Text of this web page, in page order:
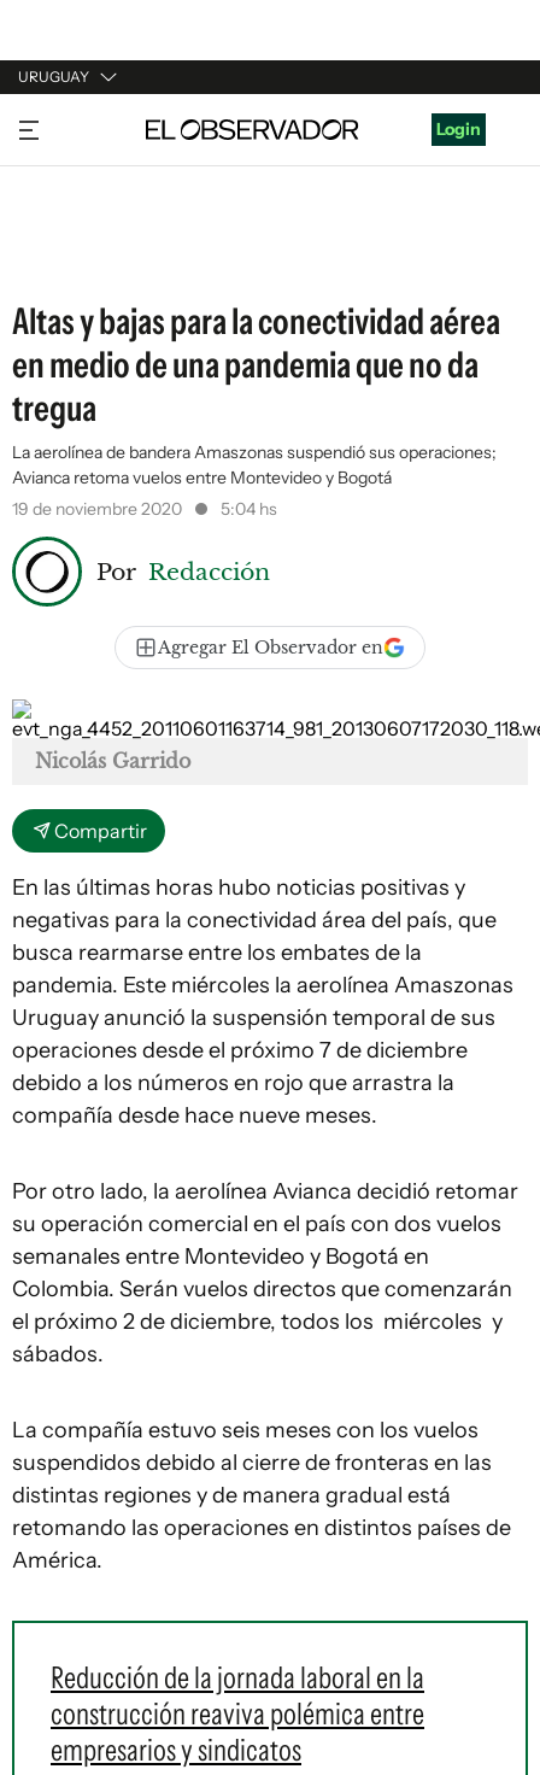
URUGUAY
URUGUAY
ARGENTINA
Login
Altas y bajas para la conectividad aérea
en medio de una pandemia que no da
tregua
La aerolínea de bandera Amaszonas suspendió sus operaciones;
Avianca retoma vuelos entre Montevideo y Bogotá
19 de noviembre 2020
5:04 hs
Por Redacción
Agregar El Observador en
Nicolás Garrido
Compartir
En las últimas horas hubo noticias positivas y
negativas para la conectividad área del país, que
busca rearmarse entre los embates de la
pandemia. Este miércoles la aerolínea Amaszonas
Uruguay anunció la suspensión temporal de sus
operaciones desde el próximo 7 de diciembre
debido a los números en rojo que arrastra la
compañía desde hace nueve meses.
Por otro lado, la aerolínea Avianca decidió retomar
su operación comercial en el país con dos vuelos
semanales entre Montevideo y Bogotá en
Colombia. Serán vuelos directos que comenzarán
el próximo 2 de diciembre, todos los miércoles y
sábados.
La compañía estuvo seis meses con los vuelos
suspendidos debido al cierre de fronteras en las
distintas regiones y de manera gradual está
retomando las operaciones en distintos países de
América.
Reducción de la jornada laboral en la
construcción reaviva polémica entre
empresarios y sindicatos